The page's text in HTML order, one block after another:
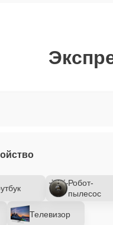
Робот-
пылесос
Телевизор